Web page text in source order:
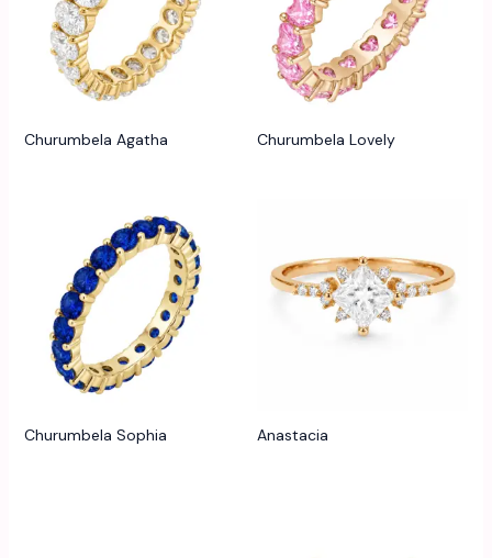
Churumbela Agatha Churumbela Lovely
Churumbela Sophia Anastacia